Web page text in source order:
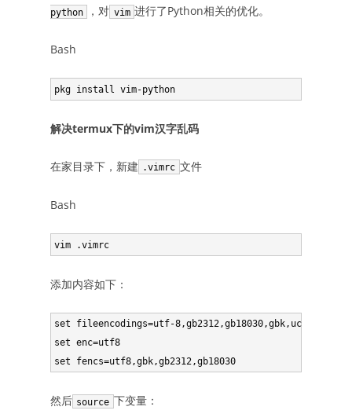
python
，对 vim 进行了Python相关的优化。
Bash
解决termux下的vim汉字乱码
在家目录下，新建 .vimrc 文件
Bash
添加内容如下：
set fileencodings=utf-8,gb2312,gb18030,gbk,ucs-
set enc=utf8
然后 source 下变量：